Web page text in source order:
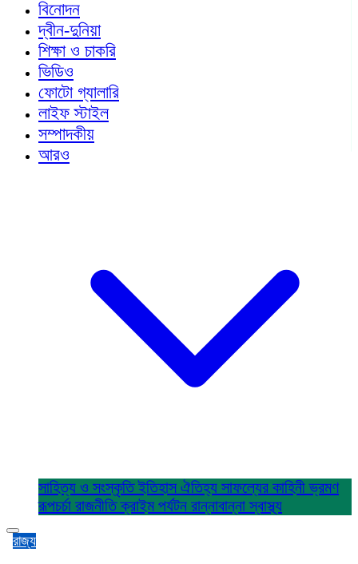
বিনোদন
দ্বীন-দুনিয়া
শিক্ষা ও চাকরি
ভিডিও
ফোটো গ্যালারি
লাইফ স্টাইল
সম্পাদকীয়
আরও
সাহিত্য ও সংস্কৃতিইতিহাস ঐতিহ্য সাফল্যের কাহিনীভ্রমণ
রূপচর্চা রাজনীতিক্রাইম পর্যটন রান্নাবান্নাস্বাস্থ্য
রাজ্য